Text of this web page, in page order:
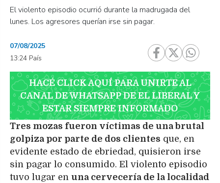
El violento episodio ocurrió durante la madrugada del
lunes. Los agresores querían irse sin pagar.
07/08/2025
13:24 País
HACÉ CLICK AQUÍ PARA UNIRTE AL
CANAL DE WHATSAPP DE EL LIBERAL Y
ESTAR SIEMPRE INFORMADO
Tres mozas fueron víctimas de una brutal
golpiza por parte de dos clientes que, en
evidente estado de ebriedad, quisieron irse
sin pagar lo consumido. El violento episodio
tuvo lugar en una cervecería de la localidad